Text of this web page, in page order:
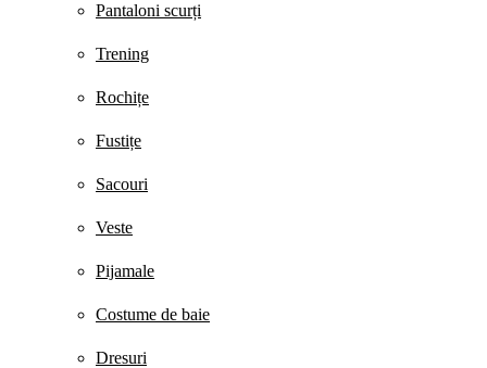
Pantaloni scurți
Trening
Rochițe
Fustițe
Sacouri
Veste
Pijamale
Costume de baie
Dresuri